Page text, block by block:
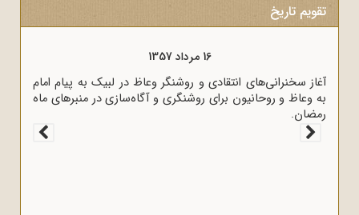
تقویم تاریخ
16 مرداد 1357
آغاز سخنرانی‌های انتقادی و روشنگر وعاظ در لبیک به پیام امام
به وعاظ و روحانیون برای روشنگری و آگاه‌سازی در منبرهای ماه
رمضان.